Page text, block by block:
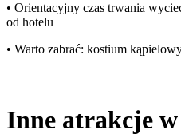
• Orientacyjny czas trwania
od hotelu
• Warto zabrać: kostium
Inne atrakcje